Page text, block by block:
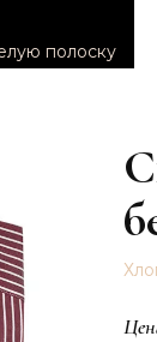
полоску